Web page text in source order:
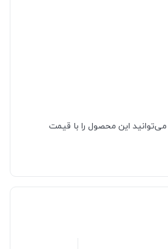
این محصول را با قیمت